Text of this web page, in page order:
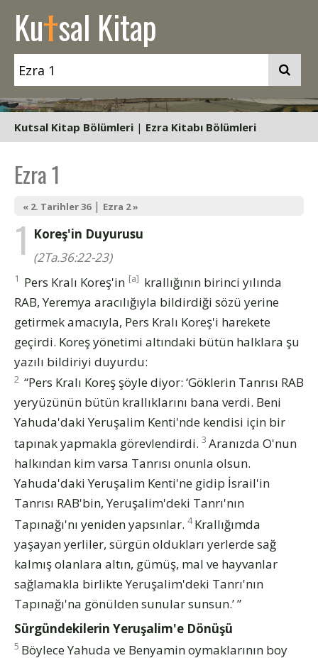
Kutsal Kitap
Kutsal Kitap Bölümleri | Ezra Kitabı Bölümleri
Ezra 1
« 2. Tarihler 36| Ezra 2 »
1
Koreş'in Duyurusu
(2Ta.36:22-23)
1 Pers Kralı Koreş'in [a] krallığının birinci yılında
RAB, Yeremya aracılığıyla bildirdiği sözü yerine
getirmek amacıyla, Pers Kralı Koreş'i harekete
geçirdi. Koreş yönetimi altındaki bütün halklara şu
yazılı bildiriyi duyurdu:
2 “Pers Kralı Koreş şöyle diyor: ‘Göklerin Tanrısı RAB
yeryüzünün bütün krallıklarını bana verdi. Beni
Yahuda'daki Yeruşalim Kenti'nde kendisi için bir
tapınak yapmakla görevlendirdi. 3 Aranızda O'nun
halkından kim varsa Tanrısı onunla olsun.
Yahuda'daki Yeruşalim Kenti'ne gidip İsrail'in
Tanrısı RAB'bin, Yeruşalim'deki Tanrı'nın
Tapınağı'nı yeniden yapsınlar. 4 Krallığımda
yaşayan yerliler, sürgün oldukları yerlerde sağ
kalmış olanlara altın, gümüş, mal ve hayvanlar
sağlamakla birlikte Yeruşalim'deki Tanrı'nın
Tapınağı'na gönülden sunular sunsun.’ ”
Sürgündekilerin Yeruşalim'e Dönüşü
5 Böylece Yahuda ve Benyamin oymaklarının boy